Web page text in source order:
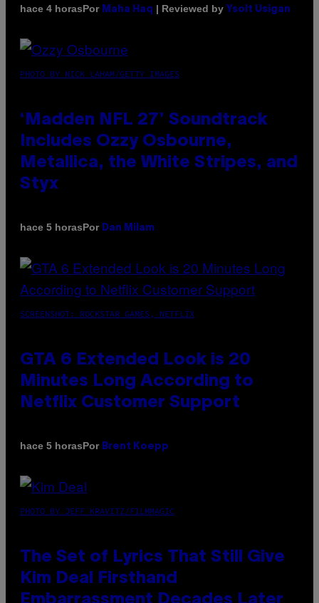
hace 4 horasPor Maha Haq | Reviewed by Ysolt Usigan
PHOTO BY NICK LAHAM/GETTY IMAGES
‘Madden NFL 27’ Soundtrack
Includes Ozzy Osbourne,
Metallica, the White Stripes, and
Styx
hace 5 horasPor Dan Milam
SCREENSHOT: ROCKSTAR GAMES, NETFLIX
GTA 6 Extended Look is 20
Minutes Long According to
Netflix Customer Support
hace 5 horasPor Brent Koepp
PHOTO BY JEFF KRAVITZ/FILMMAGIC
The Set of Lyrics That Still Give
Kim Deal Firsthand